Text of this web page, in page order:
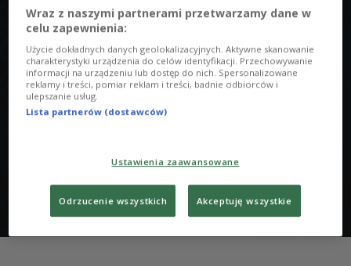
tańczy się - ale nie tak, jak w klubie czy na weselu -
my tańczymy do muzyki w wybranym stylu, a przy
okazji poznajemy osoby ,dla których taniec to
sens życia!
I niech tak będzie, bo podobno - "tylko dance ma
sens". O tańcu, o stylach tanecznych i wielkiej pasji
Wraz z naszymi partnerami przetwarzamy dane w
celu zapewnienia:
Użycie dokładnych danych geolokalizacyjnych. Aktywne skanowanie
charakterystyki urządzenia do celów identyfikacji. Przechowywanie
informacji na urządzeniu lub dostęp do nich. Spersonalizowane
reklamy i treści, pomiar reklam i treści, badnie odbiorców i
ulepszanie usług.
Lista partnerów (dostawców)
Ustawienia zaawansowane
Odrzucenie wszystkich Akceptuję wszystkie